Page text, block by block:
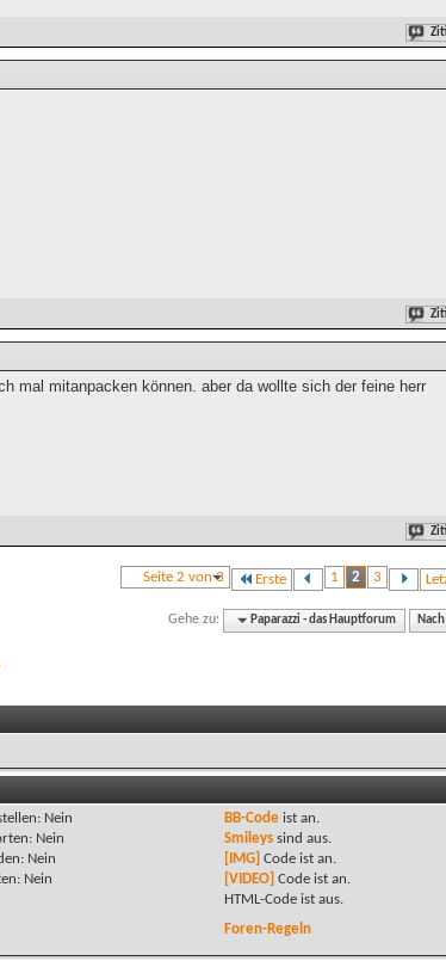
mal mitanpacken können. aber da wollte sich der feine herr
Seite 2 von 3 Erste 1 2 3
Gehe zu: Paparazzi - das Hauptforum
Nein
Nein
Nein
Nein
BB-Codeist an.
Smileyssind aus.
[IMG] Code ist an.
[VIDEO] Code ist an.
HTML-Code ist aus.
Foren-Regeln